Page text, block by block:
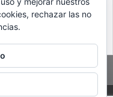
rechazar las no